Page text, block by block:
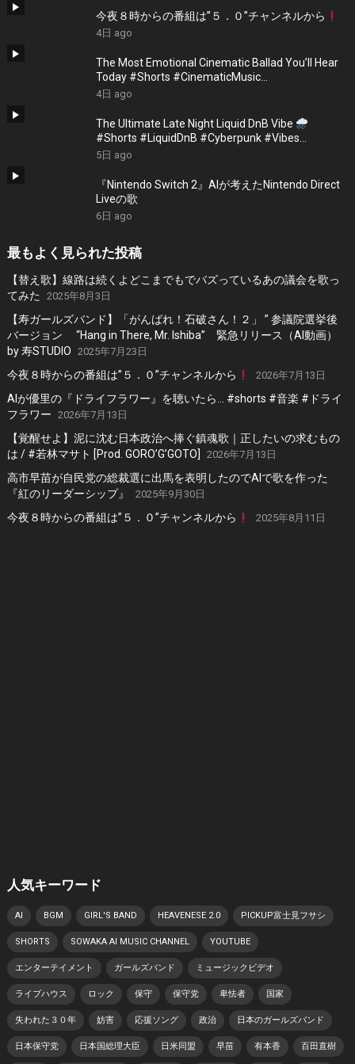
今夜８時からの番組は”５．０”チャンネルから
4日 ago
The Most Emotional Cinematic Ballad You’ll Hear
Today #Shorts #CinematicMusic
#EmotionalVibes #Piano
4日 ago
The Ultimate Late Night Liquid DnB Vibe
#Shorts #LiquidDnB #Cyberpunk #Vibes
#ElectronicMusic
5日 ago
『Nintendo Switch 2』AIが考えたNintendo Direct
Liveの歌
6日 ago
最もよく見られた投稿
【替え歌】線路は続くよどこまでもでバズっているあの議会を歌っ
てみた
2025年8月3日
【寿ガールズバンド】「がんばれ！石破さん！２」 ” 参議院選挙後
バージョン “Hang in There, Mr. Ishiba” 緊急リリース（AI動画）
by 寿STUDIO 2025年7月23日
今夜８時からの番組は”５．０”チャンネルから 2026年7月13日
AIが優里の『ドライフラワー』を聴いたら… #shorts #音楽 #ドライ
フラワー 2026年7月13日
【覚醒せよ】泥に沈む日本政治へ捧ぐ鎮魂歌｜正したいの求むもの
は / #若林マサト [Prod. GORO’G’GOTO]
2026年7月13日
高市早苗が自民党の総裁選に出馬を表明したのでAIで歌を作った
『紅のリーダーシップ』
2025年9月30日
今夜８時からの番組は”５．０”チャンネルから 2025年8月11日
人気キーワード
AI BGM GIRL'S BAND HEAVENESE 2.0 PICKUP富士見フサシ
SHORTS SOWAKA AI MUSIC CHANNEL YOUTUBE
エンターテイメント ガールズバンド ミュージックビデオ
ライブハウス ロック 保守 保守党 卑怯者 国家
失われた３０年 妨害 応援ソング 政治 日本のガールズバンド
日本保守党 日本国総理大臣 日米同盟 早苗 有本香 百田直樹